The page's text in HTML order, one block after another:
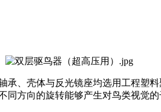
、壳体与反光镜座均选用工程塑
方向的旋转能够产生对鸟类视觉的